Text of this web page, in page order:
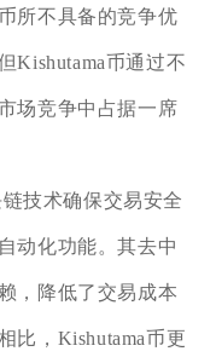
所不具备的竞争优
Kishutama币通过不
场竞争中占据一席
技术确保交易安全
动化功能。其去中
，降低了交易成本
比，Kishutama币更